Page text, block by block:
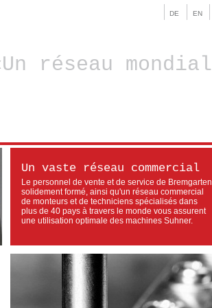
DE EN
Un réseau mondial
Un vaste réseau commercial
Le personnel de vente et de service de Bremgarten
solidement formé, ainsi qu'un réseau commercial
de monteurs et de techniciens spécialisés dans
plus de 40 pays à travers le monde vous assurent
une utilisation optimale des machines Suhner.